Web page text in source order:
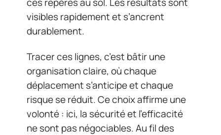
visibles rapidement et s’ancrent
durablement.
Tracer ces lignes, c’est bâtir une
organisation claire, où chaque
déplacement s’anticipe et chaque
risque se réduit. Ce choix affirme une
volonté : ici, la sécurité et l’efficacité
ne sont pas négociables. Au fil des